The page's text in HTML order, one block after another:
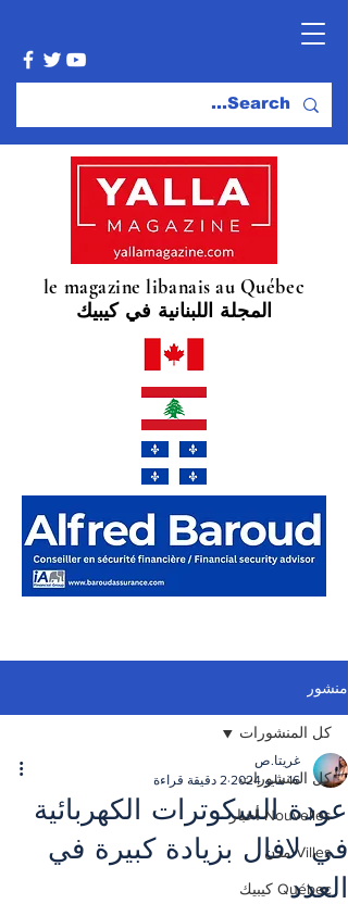
le magazine libanais au Québec
المجلة اللبنانية في كيبيك
منشور
كل المنشورات
Nouvelles أخبار
Villes مدن
Québec كيبيك
كل المنشورات
عودة السكوترات الكهربائية
في لافال بزيادة كبيرة في
العدد
غريتا.ص
16 مايو 2024
2 دقيقة قراءة